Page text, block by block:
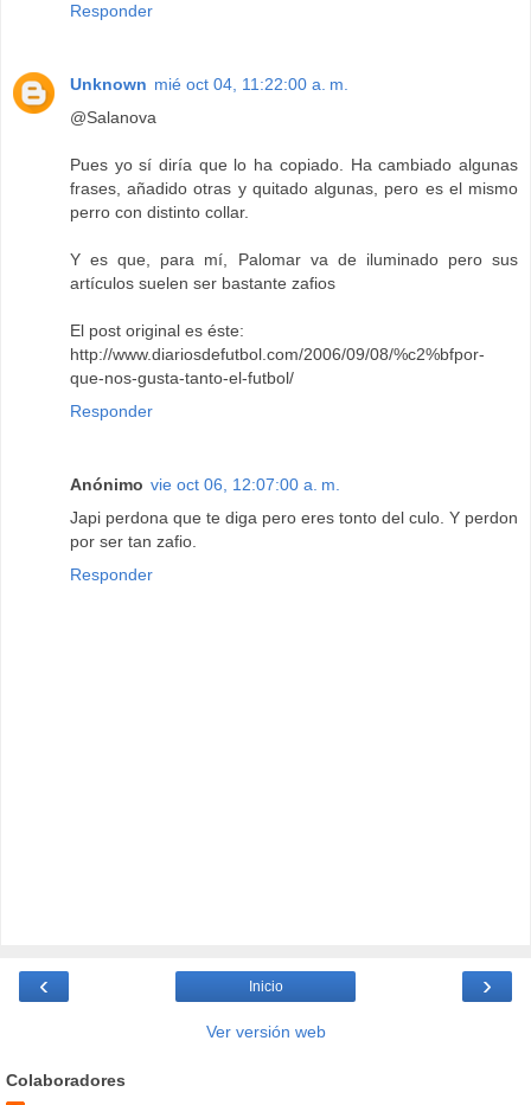
Responder
Unknown mié oct 04, 11:22:00 a. m.
@Salanova
Pues yo sí diría que lo ha copiado. Ha cambiado algunas
frases, añadido otras y quitado algunas, pero es el mismo
perro con distinto collar.
Y es que, para mí, Palomar va de iluminado pero sus
artículos suelen ser bastante zafios
El post original es éste:
http://www.diariosdefutbol.com/2006/09/08/%c2%bfpor-
que-nos-gusta-tanto-el-futbol/
Responder
Anónimo vie oct 06, 12:07:00 a. m.
Japi perdona que te diga pero eres tonto del culo. Y perdon
por ser tan zafio.
Responder
‹ ›
Inicio
Ver versión web
Colaboradores